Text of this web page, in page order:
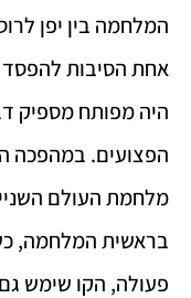
המלחמה בין יפן לרוסיה ב
אחת הסיבות
היה מפותח מספיק
מלחמת העולם
בראשית המלחמה,
פעולה, הקו שימש